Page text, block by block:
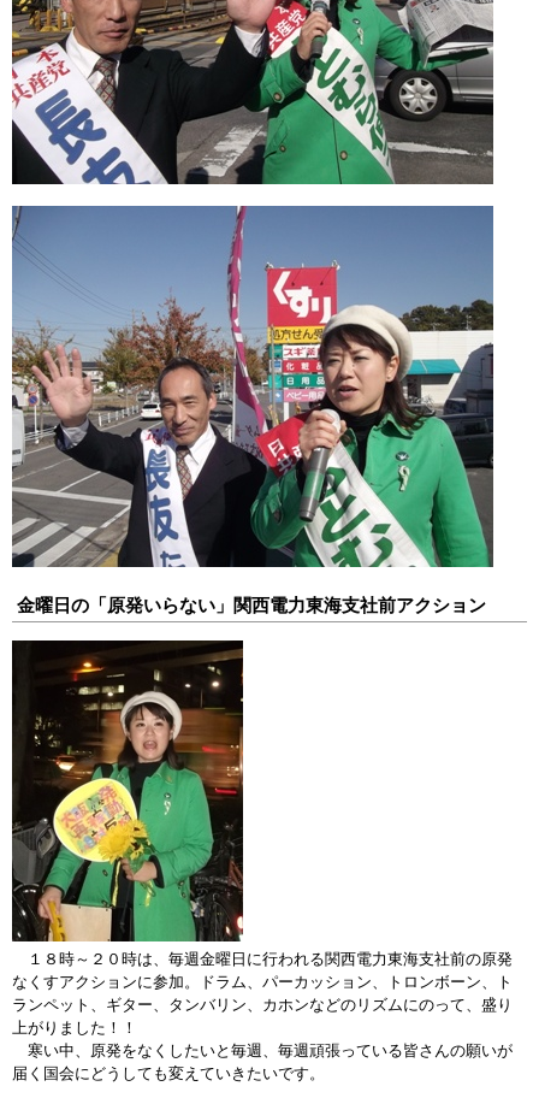
金曜日の「原発いらない」関西電力東海支社前アクション
１８時～２０時は、毎週金曜日に行われる関西電力東海支社前の原発
なくすアクションに参加。ドラム、パーカッション、トロンボーン、ト
ランペット、ギター、タンバリン、カホンなどのリズムにのって、盛り
上がりました！！
寒い中、原発をなくしたいと毎週、毎週頑張っている皆さんの願いが
届く国会にどうしても変えていきたいです。